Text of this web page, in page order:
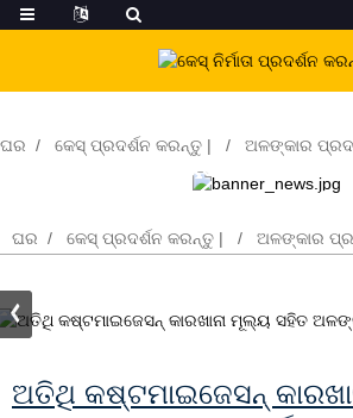
ଘର କେସ୍ ପ୍ରଦର୍ଶନ କରନ୍ତୁ | ଅଳଙ୍କାର
ଅତିଥି କଷ୍ଟମାଇଜେସନ୍
ଅଳଙ୍କାର ଶୋକ୍
ଘର କେସ୍ ପ୍ରଦର୍ଶନ କରନ୍ତୁ | ଅଳଙ୍କାର
ଅତିଥି କଷ୍ଟମାଇଜେସନ୍